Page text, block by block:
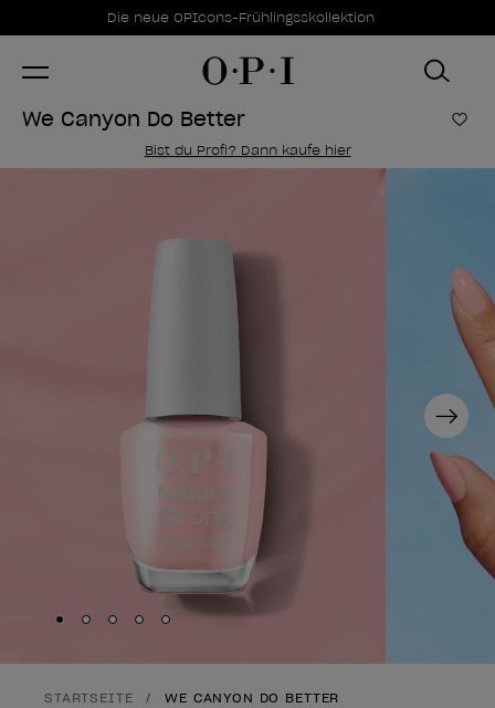
Sonderangebote
Die neue OPIcons-Frühlingsskollektion
Item 1 of 1
We Canyon Do Better Zur
Bist du Profi? Dann kaufe hier
Next
Skip to slide
Skip to slide
Skip to slide
Skip to slide
Skip to slide
STARTSEITE WE CANYON DO BETTER